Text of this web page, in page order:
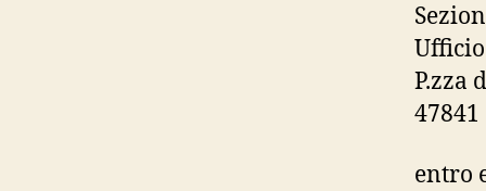
P.zza
47841
entro